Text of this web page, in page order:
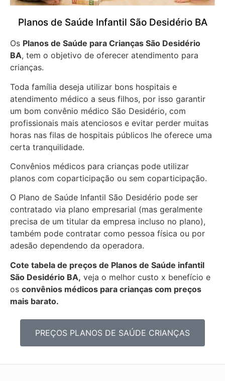
Planos de Saúde Infantil São Desidério BA
Os Planos de Saúde para Crianças São Desidério
BA, tem o objetivo de oferecer atendimento para
crianças.
Toda família deseja utilizar bons hospitais e
atendimento médico a seus filhos, por isso garantir
um bom convênio médico São Desidério, com
profissionais mais atenciosos e evitar perder muitas
horas nas filas de hospitais públicos lhe oferece uma
certa tranquilidade.
Convênios médicos para crianças pode utilizar
planos com coparticipação ou sem coparticipação.
O Plano de Saúde Infantil São Desidério pode ser
contratado via plano empresarial (mas geralmente
precisa de um titular da empresa incluso no plano),
também pode contratar como pessoa física ou por
adesão dependendo da operadora.
Cote tabela de preços de Planos de Saúde infantil
São Desidério BA, veja o melhor custo x benefício e
os convênios médicos para crianças com preços
mais barato.
PREÇOS PLANOS DE SAÚDE CRIANÇAS